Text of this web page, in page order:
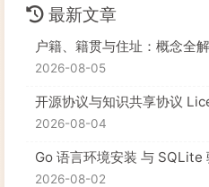
最新文章
户籍、籍贯与住址：概念全
2026-08-05
开源协议与知识共享协议
2026-08-04
Go 语言环境安装 与 SQLite
2026-08-02